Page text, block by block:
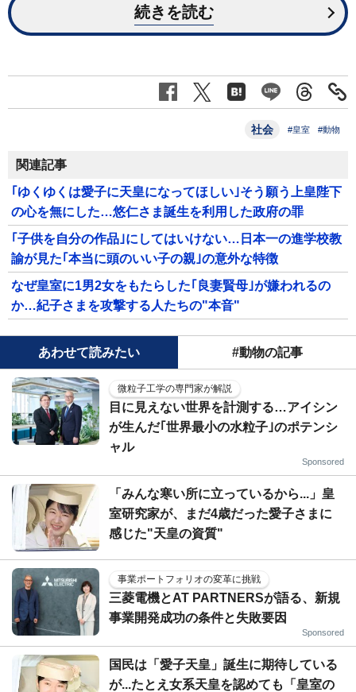
続きを読む
社会 #皇室 #動物
関連記事
｢ゆくゆくは愛子に天皇になってほしい｣そう願う上皇陛下
の心を無にした…悠仁さま誕生を利用した政府の罪
｢子供を自分の作品｣にしてはいけない…日本一の進学校教
諭が見た｢本当に頭のいい子の親｣の意外な特徴
なぜ皇室に1男2女をもたらした｢良妻賢母｣が嫌われるの
か…紀子さまを攻撃する人たちの"本音"
あわせて読みたい #動物の記事
微粒子工学の専門家が解説
目に見えない世界を計測する…アイシン
が生んだ｢世界最小の水粒子｣のポテンシ
ャル
Sponsored
「みんな寒い所に立っているから...」皇
室研究家が、まだ4歳だった愛子さまに
感じた"天皇の資質"
事業ポートフォリオの変革に挑戦
三菱電機とAT PARTNERSが語る、新規
事業開発成功の条件と失敗要因
Sponsored
国民は「愛子天皇」誕生に期待している
が...たとえ女系天皇を認めても「皇室の